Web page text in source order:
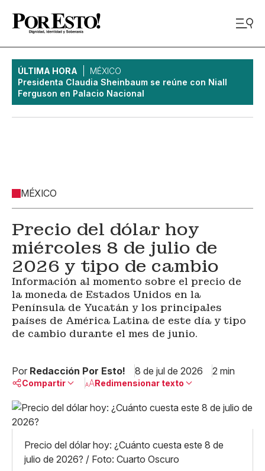
ÚLTIMA HORA
MÉXICO
Presidenta Claudia Sheinbaum se reúne con Niall
Ferguson en Palacio Nacional
MÉXICO
Precio del dólar hoy
miércoles 8 de julio de
2026 y tipo de cambio
Información al momento sobre el precio de
la moneda de Estados Unidos en la
Península de Yucatán y los principales
países de América Latina de este día y tipo
de cambio durante el mes de junio.
Por Redacción Por Esto! 8 de jul de 2026 2 min
Compartir
Linkedin
X
Whatsapp
Copiar enlace
Redimensionar texto
Grande
Precio del dólar hoy: ¿Cuánto cuesta este 8 de
julio de 2026? / Foto: Cuarto Oscuro